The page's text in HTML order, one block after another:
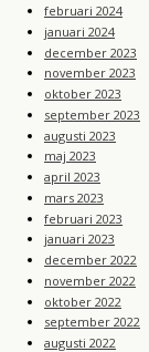
februari 2024
januari 2024
december 2023
november 2023
oktober 2023
september 2023
augusti 2023
maj 2023
april 2023
mars 2023
februari 2023
januari 2023
december 2022
november 2022
oktober 2022
september 2022
augusti 2022